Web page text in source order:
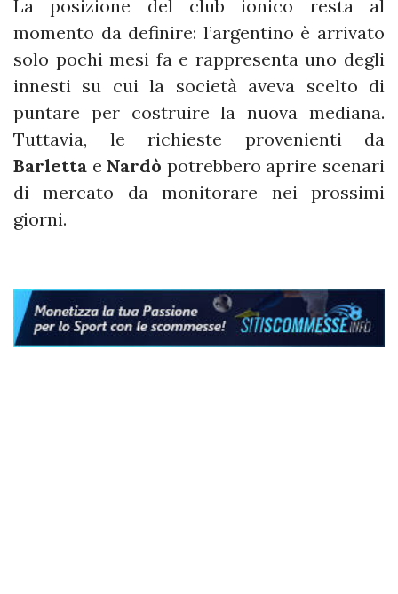
La posizione del club ionico resta al
momento da definire: l’argentino è arrivato
solo pochi mesi fa e rappresenta uno degli
innesti su cui la società aveva scelto di
puntare per costruire la nuova mediana.
Tuttavia, le richieste provenienti da
Barletta e Nardò potrebbero aprire scenari
di mercato da monitorare nei prossimi
giorni.